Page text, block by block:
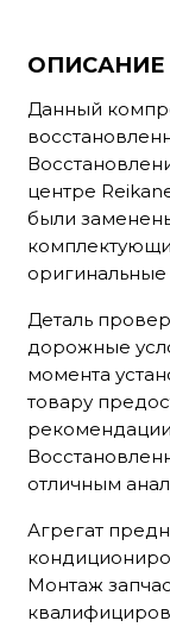
ОПИСАНИЕ
Данный
центре
были
оригинальные
Деталь
дорожные
момента
товару
рекомендации
отличным
Агрегат
Монтаж